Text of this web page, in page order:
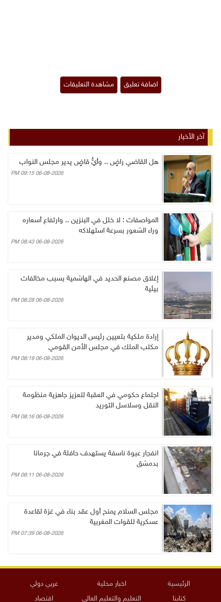
آخر الأخبار
هل القاضي راضٍ .. وأيُّ قاضٍ يدير مجلس النواب
06-08-2026 09:15 PM
المواصفات : لا خلل في البنزين .. وارتفاع أسعاره
وراء الشعور بسرعة استهلاكه
06-08-2026 08:43 PM
إغلاق مصنع الحديد في الهاشمية بسبب مخالفات
بيئية
06-08-2026 08:28 PM
إرادة ملكية بتعيين رئيس الديوان الملكي ومدير
مكتب الملك في مجلس الأمن القومي
06-08-2026 08:19 PM
اجتماع حكومي في العقبة لتعزيز جاهزية منظومة
النقل وسلاسل التوريد
06-08-2026 08:16 PM
انفجار عبوة ناسفة يستهدف حافلة في جرمانا
بدمشق
06-08-2026 08:11 PM
مجلس السلام يمنح أول عقد بناء في غزة لقاعدة
عسكرية للقوات المغربية
06-08-2026 07:39 PM
الرئيسية اخبار محلية
عربي دولي
كتابنا
التعليم والتعليم العالي اقتصاد